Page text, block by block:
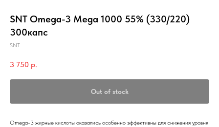
SNT Omega-3 Mega 1000 55% (330/220)
300капс
SNT
3 750 р.
Out of stock
Omega-3 жирные кислоты оказались особенно эффективны для снижения уровня